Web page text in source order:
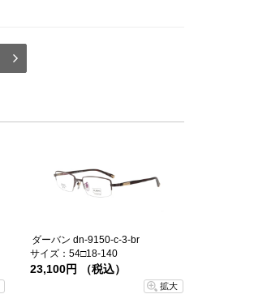
ダーバン dn-9150-c-3-br
サイズ：54□18-140
23,100円 （税込）
拡大